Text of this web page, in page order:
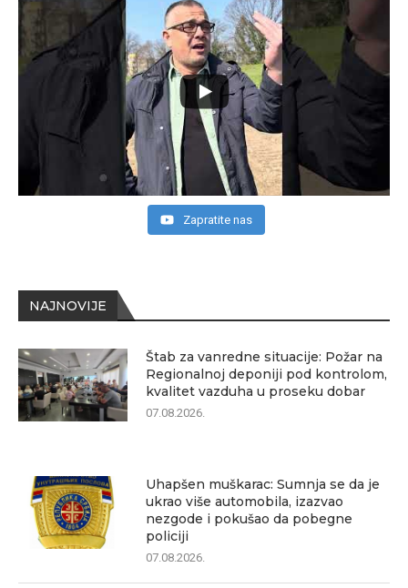
NAJNOVIJE
Štab za vanredne situacije: Požar na
Regionalnoj deponiji pod kontrolom,
kvalitet vazduha u proseku dobar
07.08.2026.
Uhapšen muškarac: Sumnja se da je
ukrao više automobila, izazvao
nezgode i pokušao da pobegne
policiji
07.08.2026.
Zapratite nas